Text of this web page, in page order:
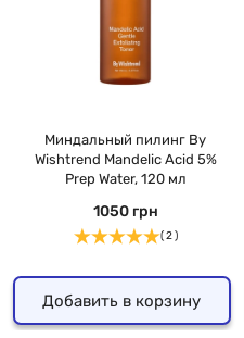
Миндальный пилинг By
Wishtrend Mandelic Acid 5%
Prep Water, 120 мл
1050 грн
( 2 )
Добавить в корзину